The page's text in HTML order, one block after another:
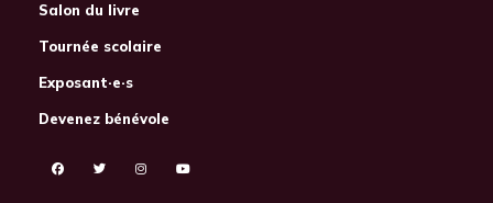
Salon du livre
Tournée scolaire
Exposant·e·s
Devenez bénévole